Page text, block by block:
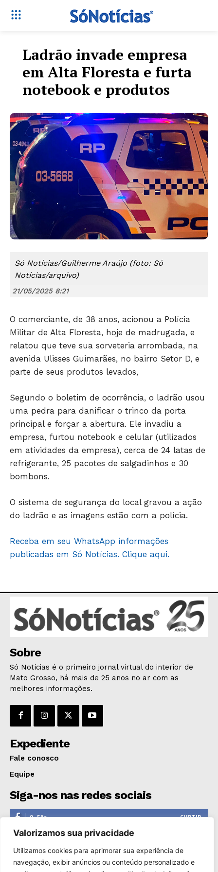
JUNTE-SE NO WHATSAPP
POLÍTICA
POLÍCIA
ECONOMIA
EDUCAÇÃO
SAÚDE
AGRONOTÍCIAS
Valorizamos sua privacidade
Utilizamos cookies para aprimorar sua experiência de
navegação, exibir anúncios ou conteúdo personalizado e
Ladrão invade empresa
em Alta Floresta e furta
notebook e produtos
Só Notícias/Guilherme Araújo (foto: Só
Notícias/arquivo)
21/05/2025 8:21
O comerciante, de 38 anos, acionou a Polícia
Militar de Alta Floresta, hoje de madrugada, e
relatou que teve sua sorveteria arrombada, na
avenida Ulisses Guimarães, no bairro Setor D, e
parte de seus produtos levados,
Segundo o boletim de ocorrência, o ladrão usou
uma pedra para danificar o trinco da porta
principal e forçar a abertura. Ele invadiu a
empresa, furtou notebook e celular (utilizados
em atividades da empresa), cerca de 24 latas de
refrigerante, 25 pacotes de salgadinhos e 30
bombons.
O sistema de segurança do local gravou a ação
do ladrão e as imagens estão com a polícia.
Receba em seu WhatsApp informações
publicadas em Só Notícias. Clique aqui.
Sobre
Só Notícias é o primeiro jornal virtual do interior de
Mato Grosso, há mais de 25 anos no ar com as
melhores informações.
Expediente
Fale conosco
Equipe
Siga-nos nas redes sociais
0 Fãs CURTIR
0 Seguidores